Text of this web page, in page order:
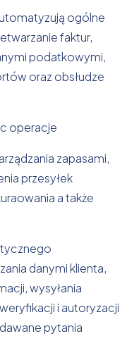
ogólne
faktur,
podatkowymi,
oraz obsłudze
operacje
zapasami,
przesyłek
a także
danymi klienta,
wysyłania
i autoryzacji
pytania